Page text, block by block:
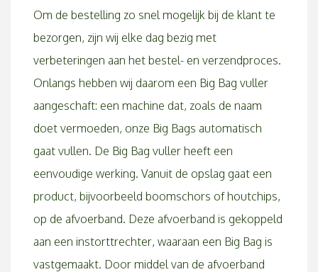
Om de bestelling zo snel mogelijk bij de klant te
bezorgen, zijn wij elke dag bezig met
verbeteringen aan het bestel- en verzendproces.
Onlangs hebben wij daarom een Big Bag vuller
aangeschaft: een machine dat, zoals de naam
doet vermoeden, onze Big Bags automatisch
gaat vullen. De Big Bag vuller heeft een
eenvoudige werking. Vanuit de opslag gaat een
product, bijvoorbeeld boomschors of houtchips,
op de afvoerband. Deze afvoerband is gekoppeld
aan een instorttrechter, waaraan een Big Bag is
vastgemaakt. Door middel van de afvoerband